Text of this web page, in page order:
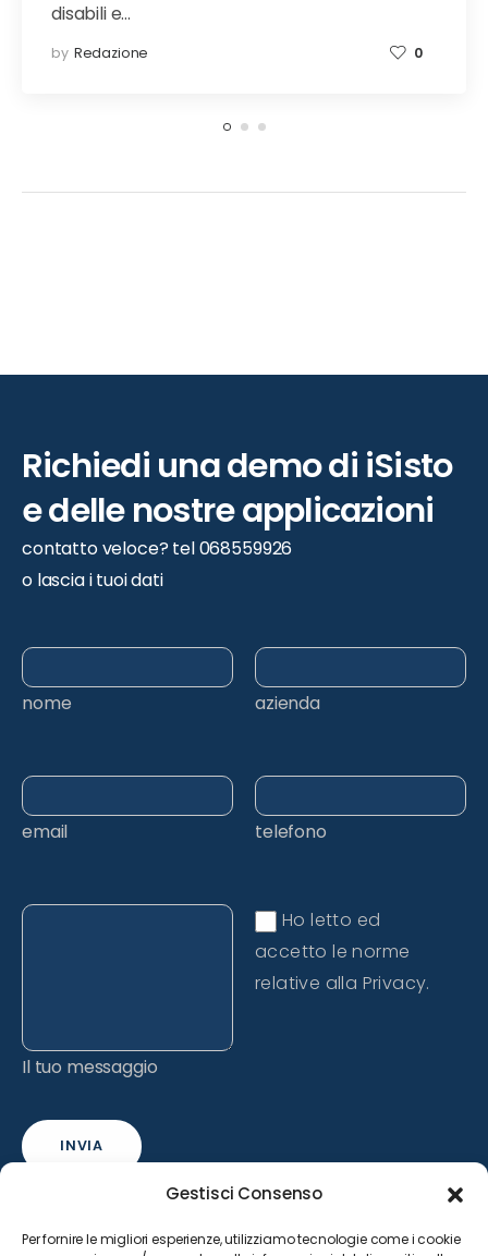
Gestisci Consenso
Per fornire le migliori esperienze, utilizziamo tecnologie come i cookie
disabili e…
by Redazione 0
Richiedi unademodi iSisto
edellenostreapplicazioni
contatto veloce? tel 068559926
o lascia i tuoi dati
nome azienda
email telefono
Il tuo messaggio
Ho letto ed
accetto le norme
relative alla Privacy.
INVIA